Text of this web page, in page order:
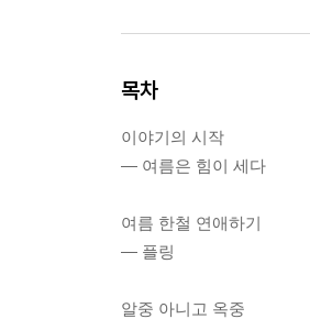
목차
이야기의 시작
― 여름은 힘이 세다
여름 한철 연애하기
― 플링
알중 아니고 옥중